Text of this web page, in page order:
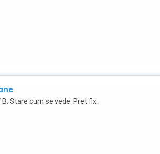
Stare cum se vede. Pret fix.